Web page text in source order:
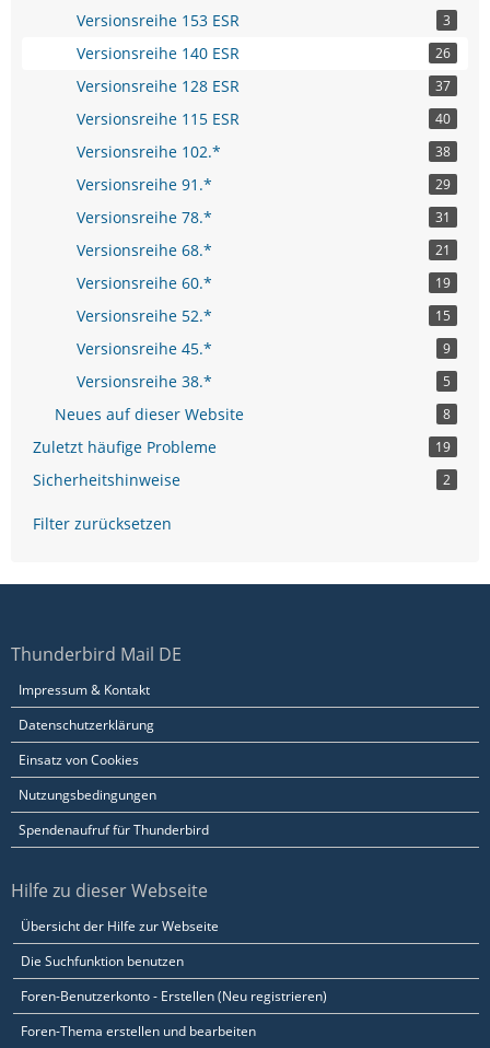
Versionsreihe 153 ESR 3
Versionsreihe 140 ESR 26
Versionsreihe 128 ESR 37
Versionsreihe 115 ESR 40
Versionsreihe 102.* 38
Versionsreihe 91.* 29
Versionsreihe 78.* 31
Versionsreihe 68.* 21
Versionsreihe 60.* 19
Versionsreihe 52.* 15
Versionsreihe 45.* 9
Versionsreihe 38.* 5
Neues auf dieser Website 8
Zuletzt häufige Probleme 19
Sicherheitshinweise 2
Filter zurücksetzen
Thunderbird Mail DE
Impressum & Kontakt
Datenschutzerklärung
Einsatz von Cookies
Nutzungsbedingungen
Spendenaufruf für Thunderbird
Hilfe zu dieser Webseite
Übersicht der Hilfe zur Webseite
Die Suchfunktion benutzen
Foren-Benutzerkonto - Erstellen (Neu registrieren)
Foren-Thema erstellen und bearbeiten